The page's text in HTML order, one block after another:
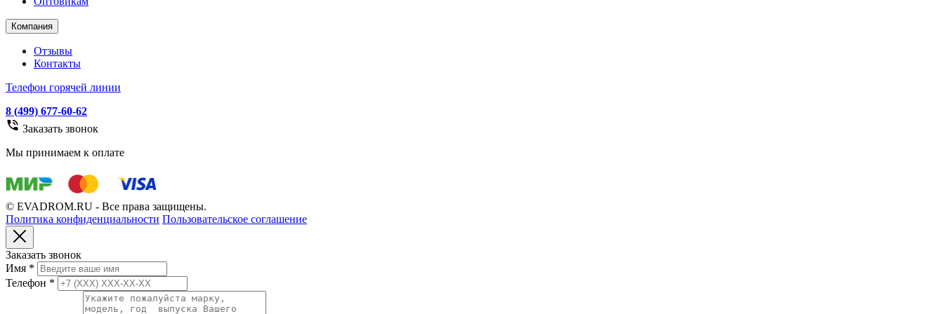
Компания
Отзывы
Контакты
Телефон горячей линии
8 (499) 677-60-62
Заказать звонок
Мы принимаем к оплате
© EVADROM.RU - Все права защищены.
Политика конфиденциальности Пользовательское соглашение
Заказать звонок
Имя *
Телефон *